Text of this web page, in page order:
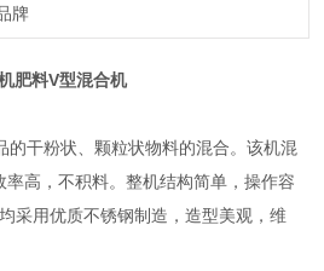
牌
肥料V型混合机
的干粉状、颗粒状物料的混合。该机混
高，不积料。整机结构简单，操作容
采用优质不锈钢制造，造型美观，维